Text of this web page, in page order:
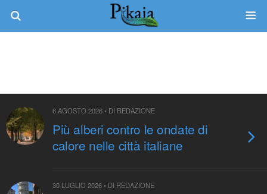
6 AGOSTO 2026 • DI REDAZIONE
Più alberi contro le ondate di
calore nelle città italiane
30 LUGLIO 2026 • DI REDAZIONE